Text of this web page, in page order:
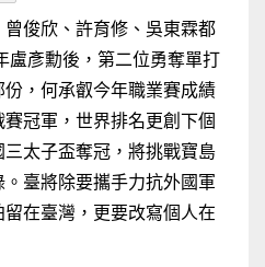
俊欣、許育修、吳東霖都
盧彥勳後，第二位勇奪單打
，何承叡今年職業賽成績
冠軍，世界排名更創下個
太子盃奪冠，將挑戰寶島
臺將除要攜手力抗外國軍
在臺灣，更要改寫個人在